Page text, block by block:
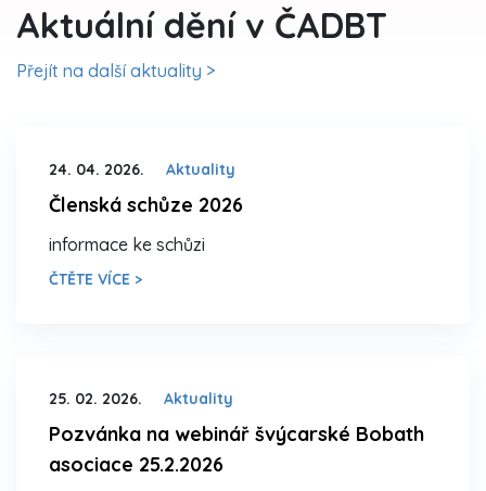
Aktuální dění v ČADBT
Přejít na další aktuality >
24. 04. 2026. Aktuality
Členská schůze 2026
informace ke schůzi
ČTĚTE VÍCE >
25. 02. 2026. Aktuality
Pozvánka na webinář švýcarské Bobath
asociace 25.2.2026